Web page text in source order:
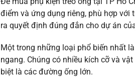
điểm và ứng dụng riêng, phù hợp
ra quyết định đúng đắn cho dự án
Một trong những loại phổ biến nhất
ngang. Chúng có nhiều kích cỡ và
biệt là các đường ống lớn.